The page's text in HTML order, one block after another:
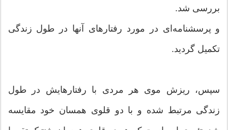
بررسی شد.
و پرسشنامه‌ای در مورد رفتارهای آنها در طول زندگی
تکمیل گردید.
سپس، ریزش موی هر مردی با رفتارهایش در طول
زندگی مرتبط شده و با دو قلوی همسان خود مقایسه